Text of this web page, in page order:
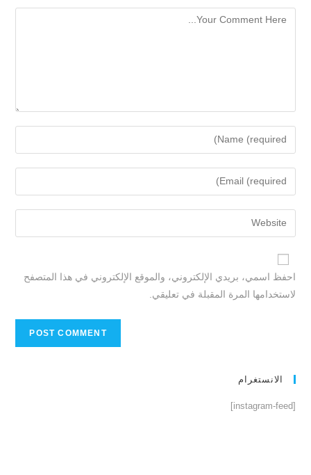
احفظ اسمي، بريدي الإلكتروني، والموقع الإلكتروني في هذا المتصفح
لاستخدامها المرة المقبلة في تعليقي.
الانستغرام
[instagram-feed]